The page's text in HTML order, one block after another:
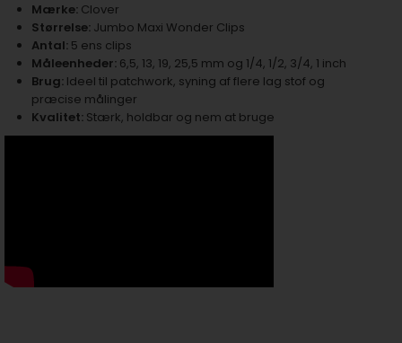
Mærke: Clover
Størrelse: Jumbo Maxi Wonder Clips
Antal: 5 ens clips
Måleenheder: 6,5, 13, 19, 25,5 mm og 1/4, 1/2, 3/4, 1 inch
Brug: Ideel til patchwork, syning af flere lag stof og
præcise målinger
Kvalitet: Stærk, holdbar og nem at bruge